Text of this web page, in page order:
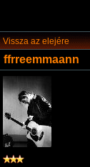
Vissza az elejére
ffrreemmaann